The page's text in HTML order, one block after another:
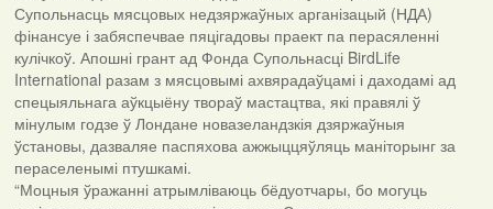
Супольнасць мясцовых недзяржаўных арганізацый (НДА)
фінансуе і забяспечвае пяцігадовы праект па перасяленні
кулічкоў. Апошні грант ад Фонда Супольнасці BirdLife
International разам з мясцовымі ахвярадаўцамі і даходамі ад
спецыяльнага аўкцыёну твораў мастацтва, які правялі ў
мінулым годзе ў Лондане новазеландзкія дзяржаўныя
ўстановы, дазваляе паспяхова ажжыццяўляць маніторынг за
пераселенымі птушкамі.
“Моцныя ўражанні атрымліваюць бёдуотчары, бо могуць